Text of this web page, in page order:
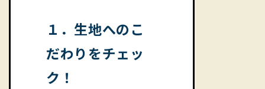
１．生地へのこ
だわりをチェッ
ク！